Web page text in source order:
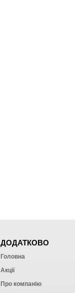
ДОДАТКОВО
Головна
Акції
Про компанію